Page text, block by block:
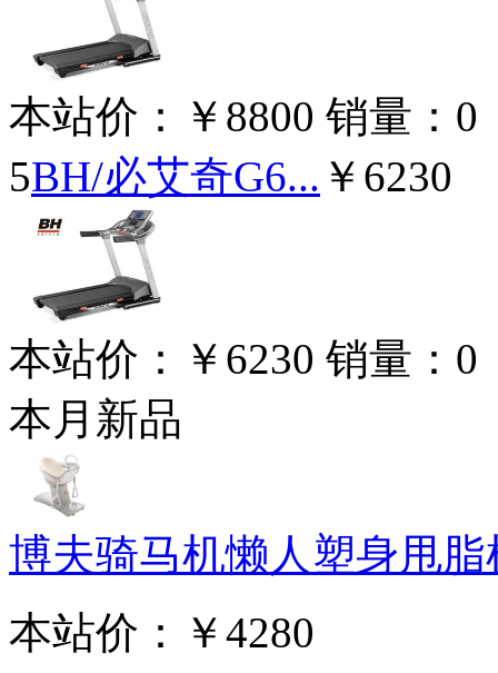
本站价： ￥8800 销量： 0
5BH/必艾奇G6... ￥6230
本站价： ￥6230 销量： 0
本月新品
博夫骑马机懒人塑身甩
本站价：
￥4280